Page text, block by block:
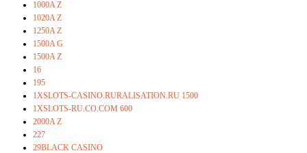
1000A Z
1020A Z
1250A Z
1500A G
1500A Z
16
195
1XSLOTS-CASINO.RURALISATION.RU 1500
1XSLOTS-RU.CO.COM 600
2000A Z
227
29BLACK CASINO